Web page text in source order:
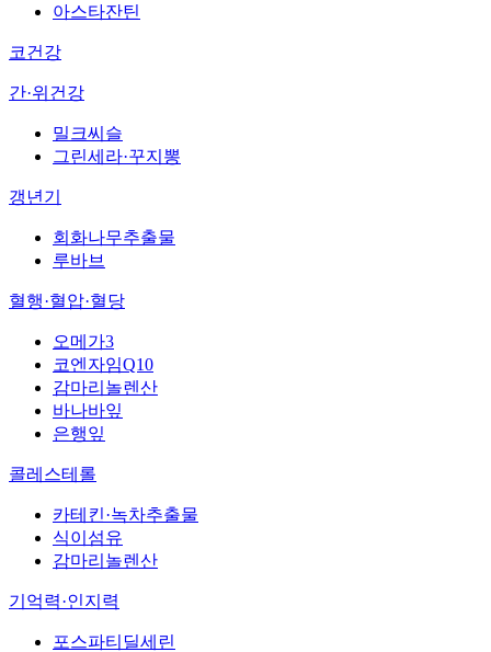
아스타잔틴
코건강
간·위건강
밀크씨슬
그린세라·꾸지뽕
갱년기
회화나무추출물
루바브
혈행·혈압·혈당
오메가3
코엔자임Q10
감마리놀렌산
바나바잎
은행잎
콜레스테롤
카테킨·녹차추출물
식이섬유
감마리놀렌산
기억력·인지력
포스파티딜세린